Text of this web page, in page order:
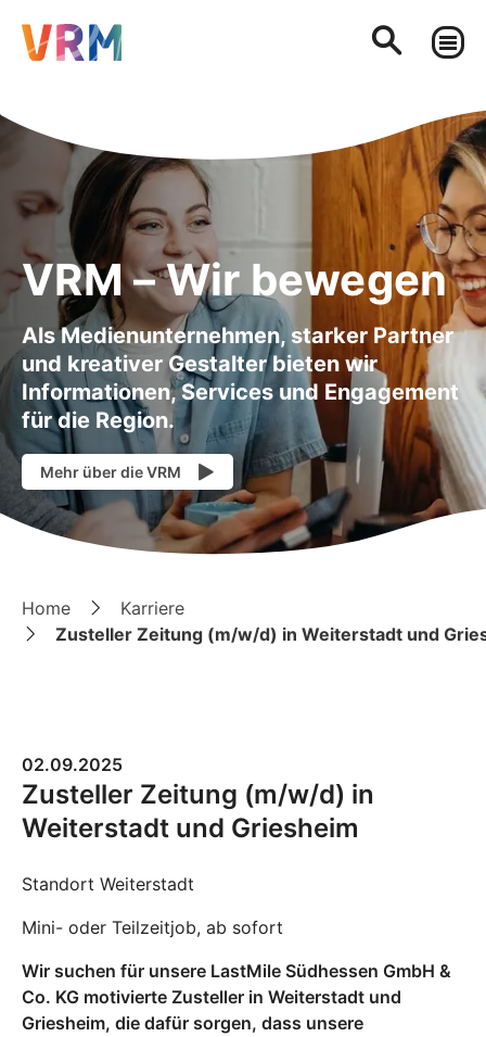
VRM – Wir bewegen
Als Medienunternehmen, starker Partner
und kreativer Gestalter bieten wir
Informationen, Services und Engagement
für die Region.
Mehr über die VRM
Home
Karriere
Zusteller Zeitung (m/w/d) in Weiterstadt und
02.09.2025
Zusteller Zeitung (m/w/d) in
Weiterstadt und Griesheim
Standort Weiterstadt
Mini- oder Teilzeitjob, ab sofort
Wir suchen für unsere LastMile Südhessen GmbH &
Co. KG motivierte Zusteller in Weiterstadt und
Griesheim, die dafür sorgen, dass unsere